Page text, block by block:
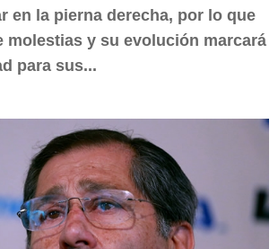
en la pierna derecha, por lo que
molestias y su evolución marcará
para sus...